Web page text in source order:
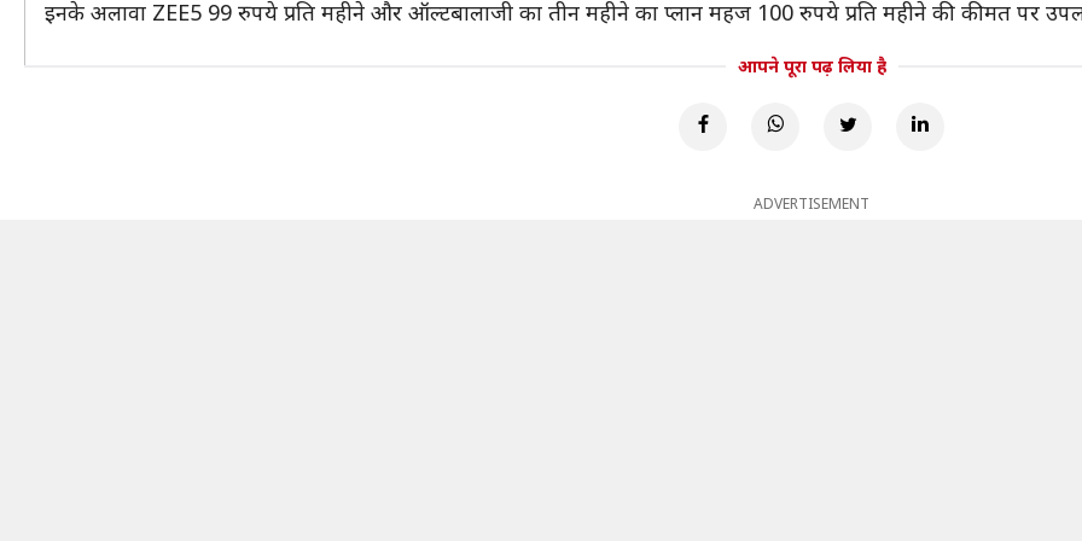
इनके अलावा ZEE5 99 रुपये प्रति महीने और ऑल्टबालाजी का तीन महीने का प्लान महज 100 रुपये प्रति महीने की कीमत पर
आपने पूरा पढ़ लिया है
ADVERTISEMENT